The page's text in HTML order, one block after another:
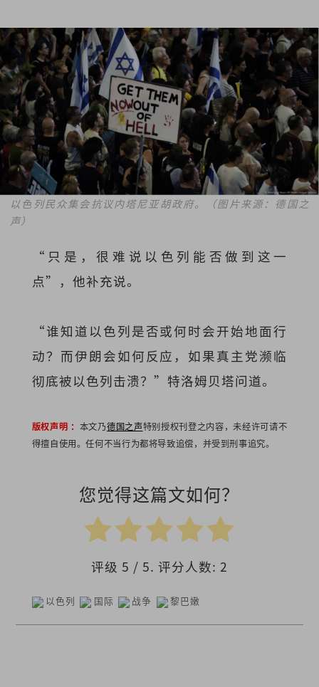
以色列民众集会抗议内塔尼亚胡政府。（图片来源：德国之
声）
“只是，很难说以色列能否做到这一
点”，他补充说。
“谁知道以色列是否或何时会开始地面行
动？而伊朗会如何反应，如果真主党濒临
彻底被以色列击溃？”特洛姆贝塔问道。
版权声明 ： 本文乃德国之声特别授权刊登之内容，未经许可请不
得擅自使用。任何不当行为都将导致追偿，并受到刑事追究。
您觉得这篇文如何？
评级 5 / 5. 评分人数: 2
以色列 国际 战争 黎巴嫩